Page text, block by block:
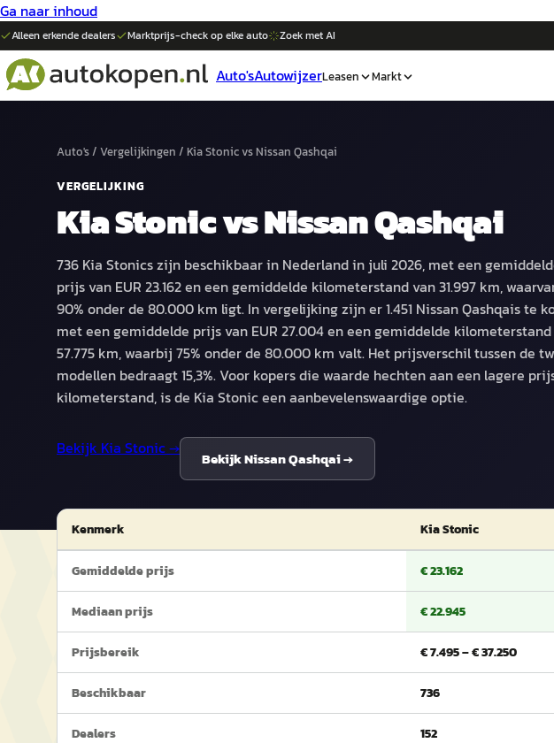
Ga naar inhoud
Alleen erkende dealers Marktprijs-check op elkeauto Zoek met AI
Auto'sAutowijzerLeasen Markt
Auto's/ Vergelijkingen / Kia StonicvsNissan Qashqai
VERGELIJKING
Kia StonicvsNissan Qashqai
736 Kia Stonics zijn beschikbaar in Nederland in juli 2026, met een
prijs van EUR 23.162 en een gemiddelde kilometerstand van 31.997 km,
90% onder de 80.000 km ligt. In vergelijking zijn er 1.451 Nissan Qashqais te
met een gemiddelde prijs van EUR 27.004 en een gemiddelde
57.775 km, waarbij 75% onder de 80.000 km valt. Het prijsverschil tussen de
modellen bedraagt 15,3%. Voor kopers die waarde hechten aan een lagere
kilometerstand, is de Kia Stonic een aanbevelenswaardige optie.
Bekijk Kia Stonic→
BekijkNissan Qashqai→
Kenmerk Kia Stonic
Gemiddelde prijs € 23.162
Mediaan prijs € 22.945
Prijsbereik € 7.495 – € 37.250
Beschikbaar 736
Dealers 152